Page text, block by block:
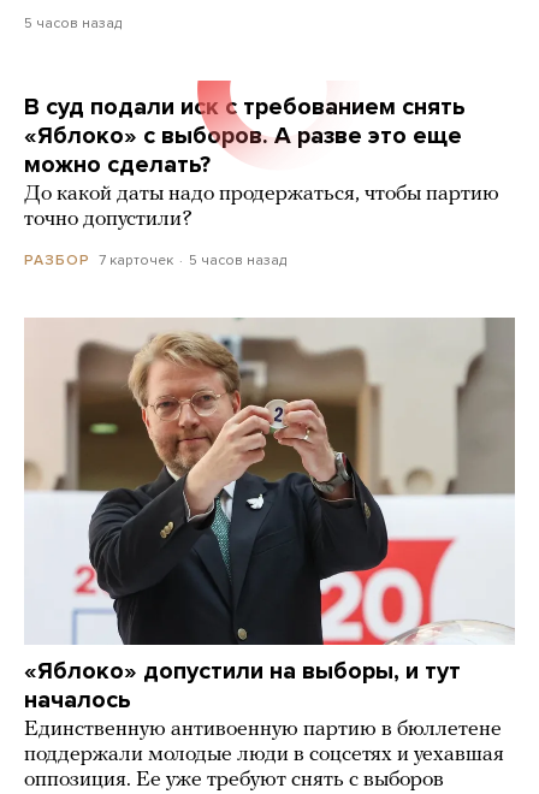
5 часов назад
В суд подали иск с требованием снять
«Яблоко» с выборов. А разве это еще
можно сделать?
До какой даты надо продержаться, чтобы партию
точно допустили?
РАЗБОР 7 карточек 5 часов назад
«Яблоко» допустили на выборы, и тут
началось
Единственную антивоенную партию в бюллетене
поддержали молодые люди в соцсетях и уехавшая
оппозиция. Ее уже требуют снять с выборов